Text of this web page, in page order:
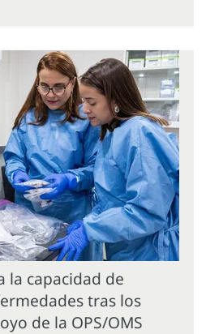
la capacidad de
tras los
de la OPS/OMS